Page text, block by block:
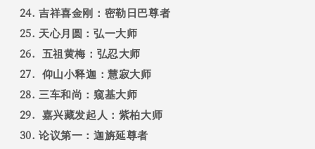
吉祥喜金刚：密勒日巴尊者
天心月圆：弘一大师
五祖黄梅：弘忍大师
仰山小释迦：慧寂大师
三车和尚：窥基大师
嘉兴藏发起人：紫柏大师
论议第一：迦旃延尊者